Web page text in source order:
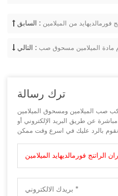
السابق : فورمالديهايد من الميلامين
التالي : مادة الميلامين مسحوق صب
ترك رسالة
صب الميلامين ومسحوق الميلامين
عن طريق البريد الإلكتروني أو
الراتنج فورمالديهايد الميلامين